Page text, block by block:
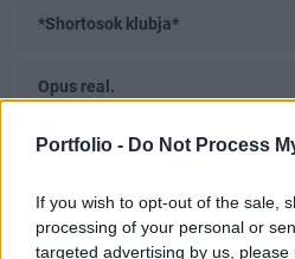
Portfolio - Do Not Process
If you wish to opt-out of the sale,
processing of your personal or
targeted advertising by us,
*Shortosok klubja*
Opus real.
Trump 2.0
Akkocska